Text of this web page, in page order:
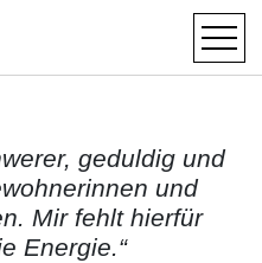
geduldig und
und
Mir fehlt hierfür
Energie.“